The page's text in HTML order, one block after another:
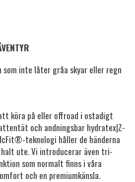
inte låter gråa skyar eller regn
köra på eller offroad i ostadigt
och andningsbar hydratex|Z-
teknologi håller de händerna
ute. Vi introducerar även tri-
som normalt finns i våra
och en premiumkänsla.